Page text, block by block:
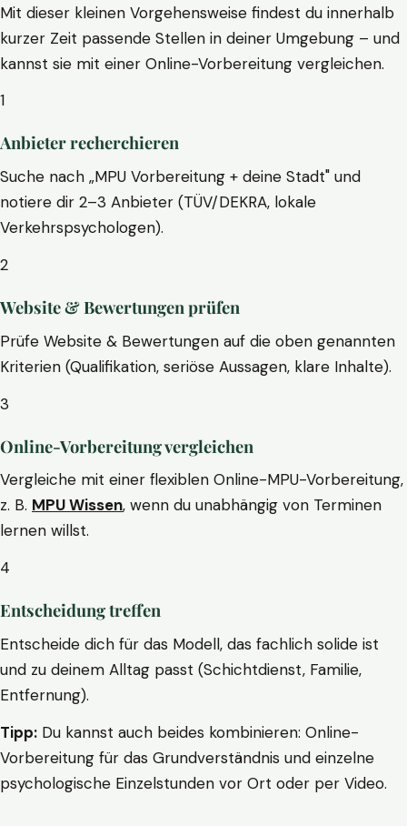
Mit dieser kleinen Vorgehensweise findest du innerhalb
kurzer Zeit passende Stellen in deiner Umgebung – und
kannst sie mit einer Online-Vorbereitung vergleichen.
1
Anbieter recherchieren
Suche nach „MPU Vorbereitung + deine Stadt" und
notiere dir 2–3 Anbieter (TÜV/DEKRA, lokale
Verkehrspsychologen).
2
Website & Bewertungen prüfen
Prüfe Website & Bewertungen auf die oben genannten
Kriterien (Qualifikation, seriöse Aussagen, klare Inhalte).
3
Online-Vorbereitung vergleichen
Vergleiche mit einer flexiblen Online-MPU-Vorbereitung,
z. B. MPU Wissen, wenn du unabhängig von Terminen
lernen willst.
4
Entscheidung treffen
Entscheide dich für das Modell, das fachlich solide ist
und zu deinem Alltag passt (Schichtdienst, Familie,
Entfernung).
Tipp: Du kannst auch beides kombinieren: Online-
Vorbereitung für das Grundverständnis und einzelne
psychologische Einzelstunden vor Ort oder per Video.